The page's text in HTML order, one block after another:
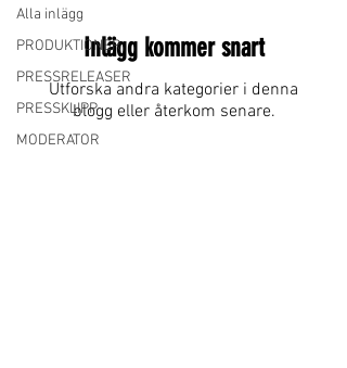
Alla inlägg
PRODUKTIONER
PRESSRELEASER
PRESSKLIPP
MODERATOR
Inlägg kommer snart
Utforska andra kategorier i denna
blogg eller återkom senare.